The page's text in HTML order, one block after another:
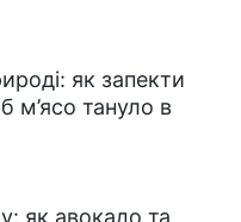
як запекти
м’ясо тануло в
як авокадо та